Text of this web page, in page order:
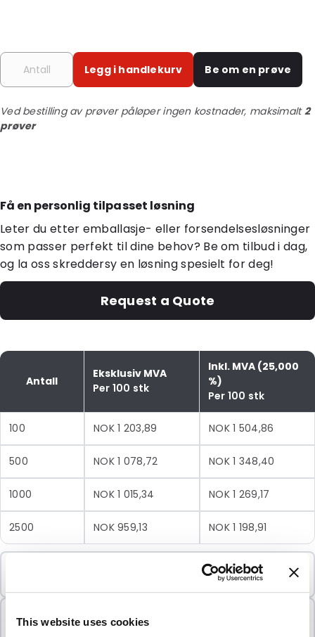
This website uses cookies
Legg i handlekurv Be om en prøve
Ved bestilling av prøver påløper ingen kostnader, maksimalt2
prøver
Få en personlig tilpasset løsning
Leter du etter emballasje- eller forsendelsesløsninger
som passer perfekt til dine behov? Be om tilbud i dag,
og la oss skreddersy en løsning spesielt for deg!
Request a Quote
Antall
Eksklusiv MVA
Per 100 stk
Inkl. MVA (25,000
%)
Per 100 stk
100 NOK 1 203,89 NOK 1 504,86
500 NOK 1 078,72 NOK 1 348,40
1000 NOK 1 015,34 NOK 1 269,17
2500 NOK 959,13 NOK 1 198,91
100 Enheter